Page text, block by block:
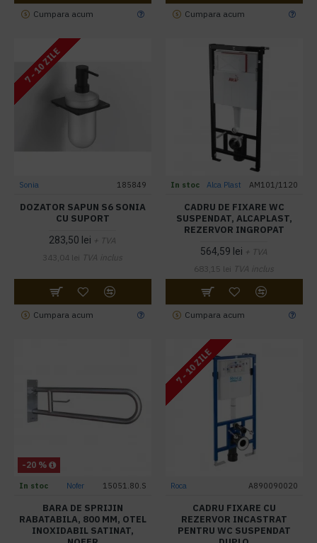
Cumpara acum Cumpara acum
7 - 10 ZILE
Sonia 185849
DOZATOR SAPUN S6 SONIA
CU SUPORT
283,50 lei + TVA
343,04 lei TVA inclus
Cumpara acum
In stoc Alca Plast AM101/1120
CADRU DE FIXARE WC
SUSPENDAT, ALCAPLAST,
REZERVOR INGROPAT
564,59 lei + TVA
683,15 lei TVA inclus
Cumpara acum
-20 %
In stoc Nofer 15051.80.S
BARA DE SPRIJIN
RABATABILA, 800 MM, OTEL
INOXIDABIL SATINAT,
7 - 10 ZILE
Roca A890090020
CADRU FIXARE CU
REZERVOR INCASTRAT
PENTRU WC SUSPENDAT